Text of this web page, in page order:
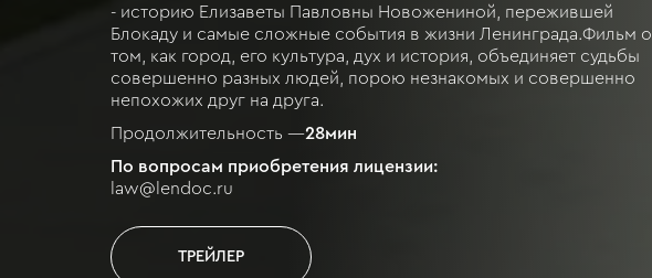
- историю Елизаветы Павловны Новожениной, пережившей
Блокаду и самые сложные события в жизни Ленинграда.Фильм о
том, как город, его культура, дух и история, объединяет судьбы
совершенно разных людей, порою незнакомых и совершенно
непохожих друг на друга.
Продолжительность —28мин
По вопросам приобретения лицензии:
law@lendoc.ru
ТРЕЙЛЕР